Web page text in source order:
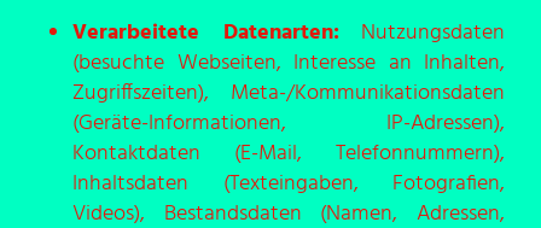
Verarbeitete Datenarten:Nutzungsdaten
(besuchte Webseiten, Interesse an Inhalten,
Zugriffszeiten), Meta-/Kommunikationsdaten
(Geräte-Informationen, IP-Adressen),
Kontaktdaten (E-Mail, Telefonnummern),
Inhaltsdaten (Texteingaben, Fotografien,
Videos), Bestandsdaten (Namen, Adressen,